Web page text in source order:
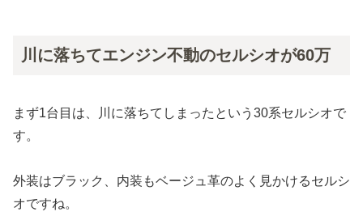
川に落ちてエンジン不動のセルシオが60万
まず1台目は、川に落ちてしまったという30系セルシオで
す。
外装はブラック、内装もベージュ革のよく見かけるセルシ
オですね。